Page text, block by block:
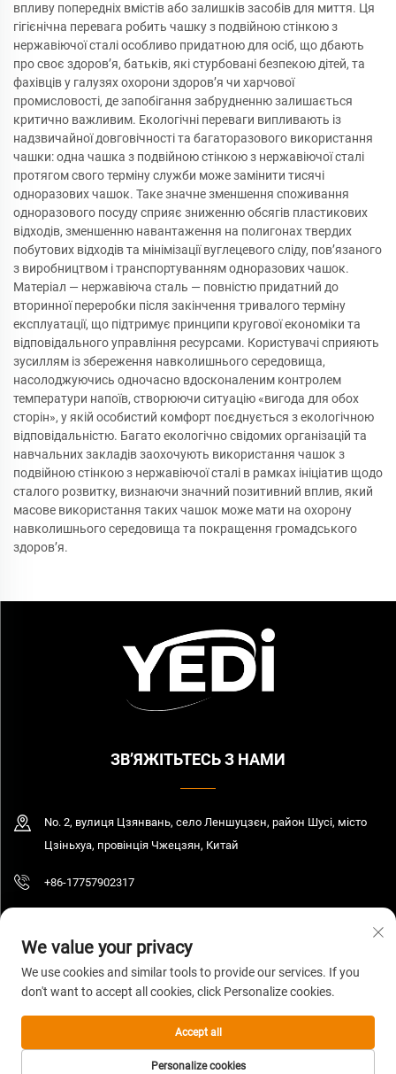
впливу попередніх вмістів або залишків засобів для миття. Ця
гігієнічна перевага робить чашку з подвійною стінкою з
нержавіючої сталі особливо придатною для осіб, що дбають
про своє здоров’я, батьків, які стурбовані безпекою дітей, та
фахівців у галузях охорони здоров’я чи харчової
промисловості, де запобігання забрудненню залишається
критично важливим. Екологічні переваги випливають із
надзвичайної довговічності та багаторазового використання
чашки: одна чашка з подвійною стінкою з нержавіючої сталі
протягом свого терміну служби може замінити тисячі
одноразових чашок. Таке значне зменшення споживання
одноразового посуду сприяє зниженню обсягів пластикових
відходів, зменшенню навантаження на полигонах твердих
побутових відходів та мінімізації вуглецевого сліду, пов’язаного
з виробництвом і транспортуванням одноразових чашок.
Матеріал — нержавіюча сталь — повністю придатний до
вторинної переробки після закінчення тривалого терміну
експлуатації, що підтримує принципи кругової економіки та
відповідального управління ресурсами. Користувачі сприяють
зусиллям із збереження навколишнього середовища,
насолоджуючись одночасно вдосконаленим контролем
температури напоїв, створюючи ситуацію «вигода для обох
сторін», у якій особистий комфорт поєднується з екологічною
відповідальністю. Багато екологічно свідомих організацій та
навчальних закладів заохочують використання чашок з
подвійною стінкою з нержавіючої сталі в рамках ініціатив щодо
сталого розвитку, визнаючи значний позитивний вплив, який
масове використання таких чашок може мати на охорону
навколишнього середовища та покращення громадського
здоров’я.
ЗВ’ЯЖІТЬТЕСЬ З НАМИ
No. 2, вулиця Цзянвань, село Леншуцзєн, район Шусі, місто
Цзіньхуа, провінція Чжецзян, Китай
+86-17757902317
© 2026 Цзянсу Єді Індастрі енд Трейд Компані Лтд. Всі права захищені.
Політика конфіденційності
We value your privacy
We use cookies and similar tools to provide our services. If you
don't want to accept all cookies, click Personalize cookies.
Personalize cookies
Accept all